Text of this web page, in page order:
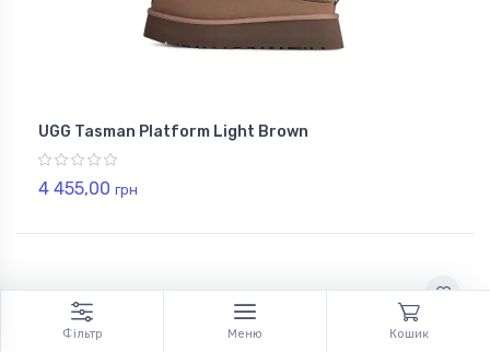
UGG Tasman Platform Light Brown
4 455,00 грн
Фільтр Меню Кошик